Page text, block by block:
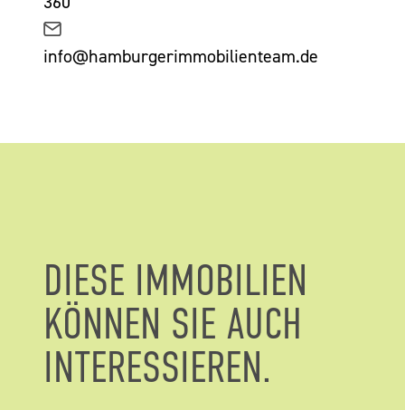
info@hamburgerimmobilienteam.de
DIESE IMMOBILIEN
KÖNNEN SIE AUCH
INTERESSIEREN.